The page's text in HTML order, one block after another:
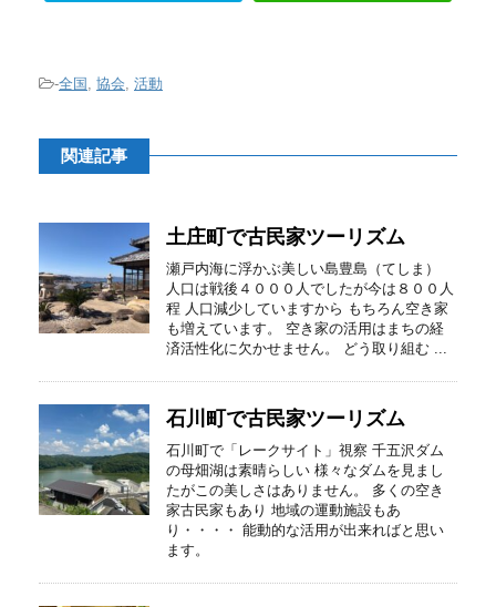
-全国 , 協会, 活動
関連記事
土庄町で古民家ツーリズム
瀬戸内海に浮かぶ美しい島豊島（てしま）
人口は戦後４０００人でしたが今は８００人
程 人口減少していますから もちろん空き家
も増えています。 空き家の活用はまちの経
済活性化に欠かせません。 どう取り組む ...
石川町で古民家ツーリズム
石川町で「レークサイト」視察 千五沢ダム
の母畑湖は素晴らしい 様々なダムを見まし
たがこの美しさはありません。 多くの空き
家古民家もあり 地域の運動施設もあ
り・・・・ 能動的な活用が出来ればと思い
ます。